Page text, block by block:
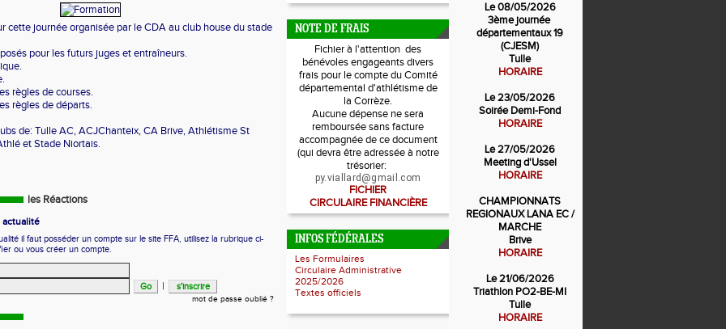
cette journée organisée par le CDA au club house du stade
pour les futurs juges et entraîneurs.
règles de courses.
règles de départs.
de: Tulle AC, ACJChanteix, CA Brive, Athlétisme St
et Stade Niortais.
les Réactions
actualité
il faut posséder un compte sur le site FFA, utilisez la rubrique ci-
ou vous créer un compte.
|
mot de passe oublié ?
NOTE DE FRAIS
Fichier à l'attention des
bénévoles engageants divers
frais pour le compte du Comité
départemental d'athlétisme de
la Corrèze.
Aucune dépense ne sera
remboursée sans facture
accompagnée de ce document
(qui devra être adressée à notre
trésorier:
py.viallard@gmail.com
FICHIER
CIRCULAIRE FINANCIÈRE
INFOS FÉDÉRALES
Les Formulaires
Circulaire Administrative
2025/2026
Textes officiels
Le 08/05/2026
3ème journée
départementaux 19
(CJESM)
Tulle
HORAIRE
Le 23/05/2026
Soirée Demi-Fond
HORAIRE
Le 27/05/2026
Meeting d'Ussel
HORAIRE
CHAMPIONNATS
REGIONAUX LANA EC /
MARCHE
Brive
HORAIRE
Le 21/06/2026
Triathlon PO2-BE-MI
Tulle
HORAIRE